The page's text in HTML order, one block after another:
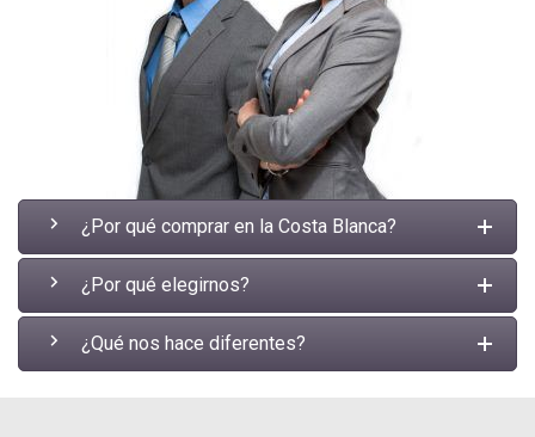
¿Por qué comprar en la Costa Blanca?
¿Por qué elegirnos?
¿Qué nos hace diferentes?